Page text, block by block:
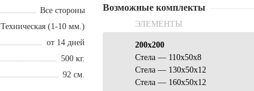
Все стороны
Техническая (1-10 мм.)
от 14 дней
500 кг.
92 см.
Возможные комплекты
ЭЛЕМЕНТЫ
200х200
Стела — 110х50х8
Стела — 130х50х12
Стела — 160х50х12